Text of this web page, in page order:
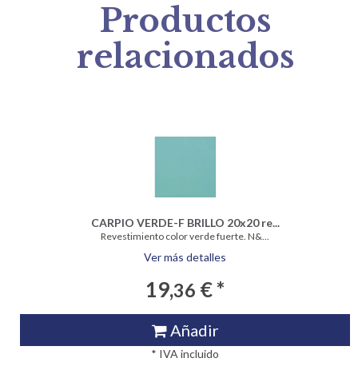
Productos
relacionados
CARPIO VERDE-F BRILLO 20x20 re...
Revestimiento color verde fuerte. N&...
Ver más detalles
19,36 € *
Añadir
* IVA incluido